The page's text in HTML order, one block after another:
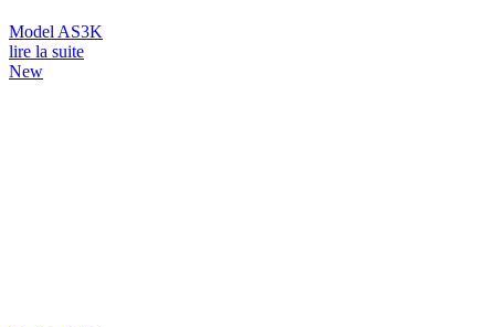
Model AS3K
lire la suite
New